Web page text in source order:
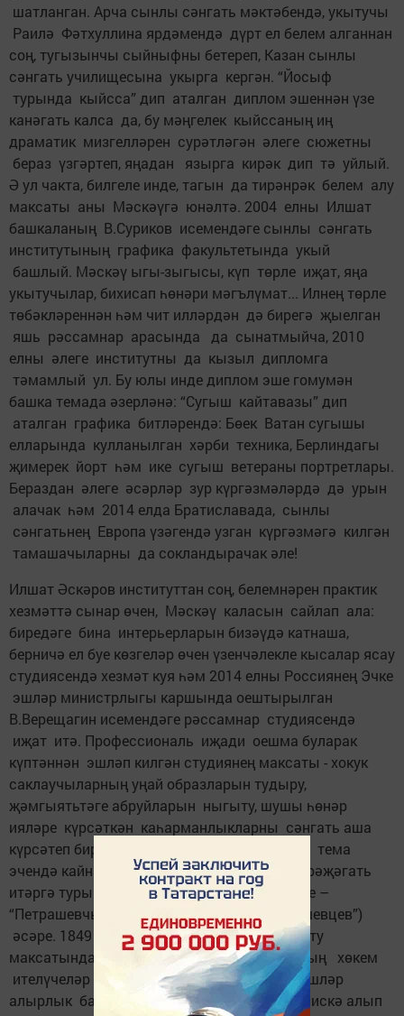
шатланган. Арча сынлы сәнгать мәктәбендә, укытучы
Раилә Фәтхуллина ярдәмендә дүрт ел белем алганнан
соң, тугызынчы сыйныфны бетереп, Казан сынлы
сәнгать училищесына укырга кергән. “Йосыф
турында кыйсса” дип аталган диплом эшеннән үзе
канәгать калса да, бу мәңгелек кыйссаның иң
драматик мизгелләрен сурәтләгән әлеге сюжетны
бераз үзгәртеп, яңадан язырга кирәк дип тә уйлый.
Ә ул чакта, билгеле инде, тагын да тирәнрәк белем алу
максаты аны Мәскәүгә юнәлтә. 2004 елны Илшат
башкаланың В.Суриков исемендәге сынлы сәнгать
институтының графика факультетында укый
башлый. Мәскәү ыгы-зыгысы, күп төрле иҗат, яңа
укытучылар, бихисап һөнәри мәгълүмат... Илнең төрле
төбәкләреннән һәм чит илләрдән дә бирегә җыелган
яшь рәссамнар арасында да сынатмыйча, 2010
елны әлеге институтны да кызыл дипломга
тәмамлый ул. Бу юлы инде диплом эше гомумән
башка темада әзерләнә: “Сугыш кайтавазы” дип
аталган графика битләрендә: Бөек Ватан сугышы
елларында кулланылган хәрби техника, Берлиндагы
җимерек йорт һәм ике сугыш ветераны портретлары.
Бераздан әлеге әсәрләр зур күргәзмәләрдә дә урын
алачак һәм 2014 елда Братиславада, сынлы
сәнгатьнең Европа үзәгендә узган күргәзмәгә килгән
тамашачыларны да сокландырачак әле!
Илшат Әскәров институттан соң, белемнәрен практик
хезмәттә сынар өчен, Мәскәү каласын сайлап ала:
биредәге бина интерьерларын бизәүдә катнаша,
берничә ел буе көзгеләр өчен үзенчәлек­ле кысалар ясау
студиясендә хезмәт куя һәм 2014 елны Россиянең Эчке
эшләр министрлыгы каршында оештырылган
В.Верещагин исемендәге рәссамнар студиясендә
иҗат итә. Профессиональ иҗади оешма буларак
күптәннән эшләп килгән студиянең максаты - хокук
сак­лаучыларның уңай образларын тудыру,
җәмгыятьтәге абруйларын ныгыту, шушы һөнәр
ияләре күрсәткән каһарманлыкларны сәнгать аша
күрсәтеп бирү. Биредә бер елга якын шушы тема
эчендә кайнарга, тарихи чыганакларга мөрәҗәгать
итәргә туры килә. Бу эшнең иҗади нәтиҗәсе –
“Петрашевчыларны ату” (“Расстрел петрашевцев”)
әсәре. 1849 елны петрашевчыларны куркыту
максатында оештырылган хөкем карарының хөкем
ителүчеләр тарафыннан драматик кичерешләр
алырлык башкарылуын тагын бер тапкыр искә алып